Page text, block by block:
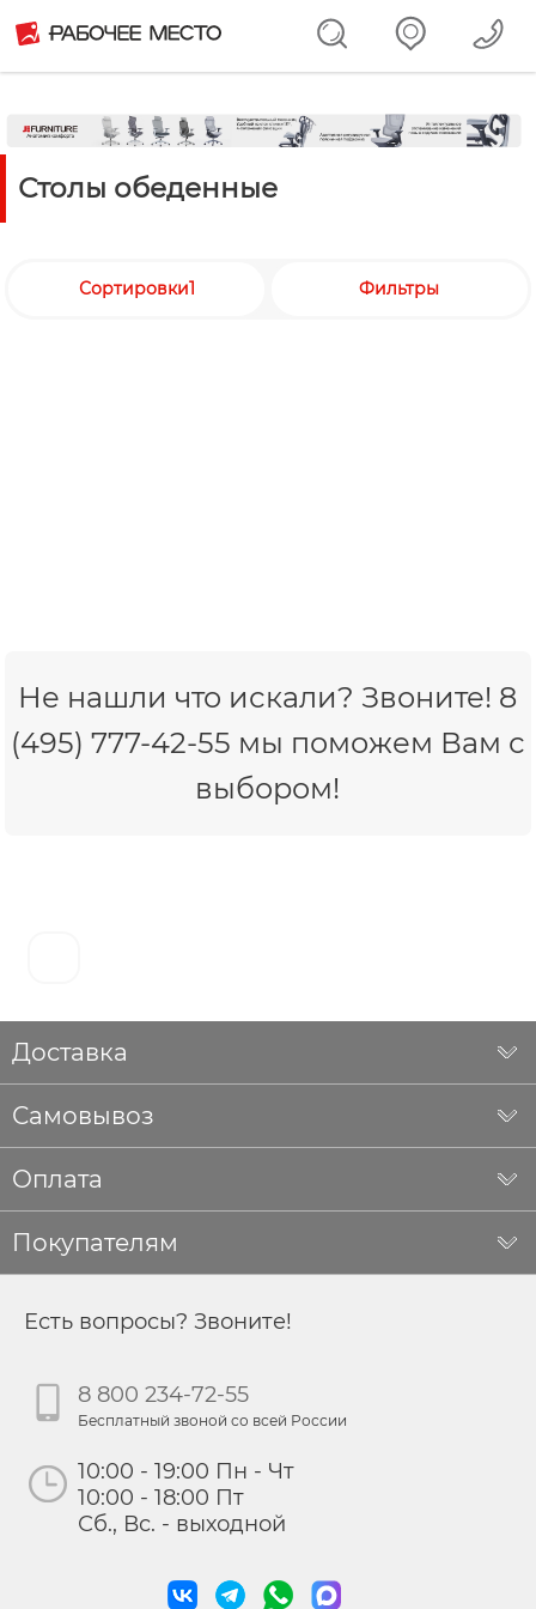
Столы обеденные
Сортировки1 Фильтры
Не нашли что искали? Звоните! 8
(495) 777-42-55 мы поможем Вам с
выбором!
Доставка
Самовывоз
Оплата
Покупателям
Есть вопросы? Звоните!
8 800 234-72-55
Бесплатный звоной со всей России
10:00 - 19:00 Пн - Чт
10:00 - 18:00 Пт
Сб., Вс. - выходной